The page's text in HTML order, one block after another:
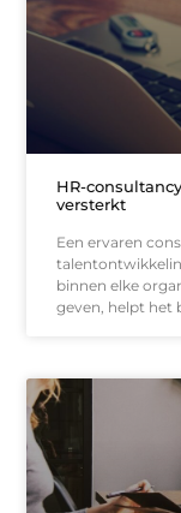
HR-
versterkt
Een ervaren
binnen elke
geven, helpt het